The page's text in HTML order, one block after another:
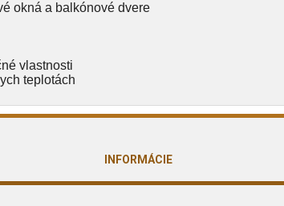
okná a balkónové dvere
vlastnosti
teplotách
INFORMÁCIE
O nás